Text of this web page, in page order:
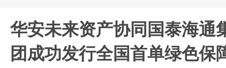
华安未来资产协同国泰海通
团成功发行全国首单绿色保